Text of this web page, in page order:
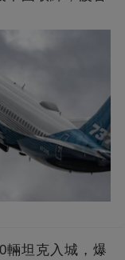
輛坦克入城，爆